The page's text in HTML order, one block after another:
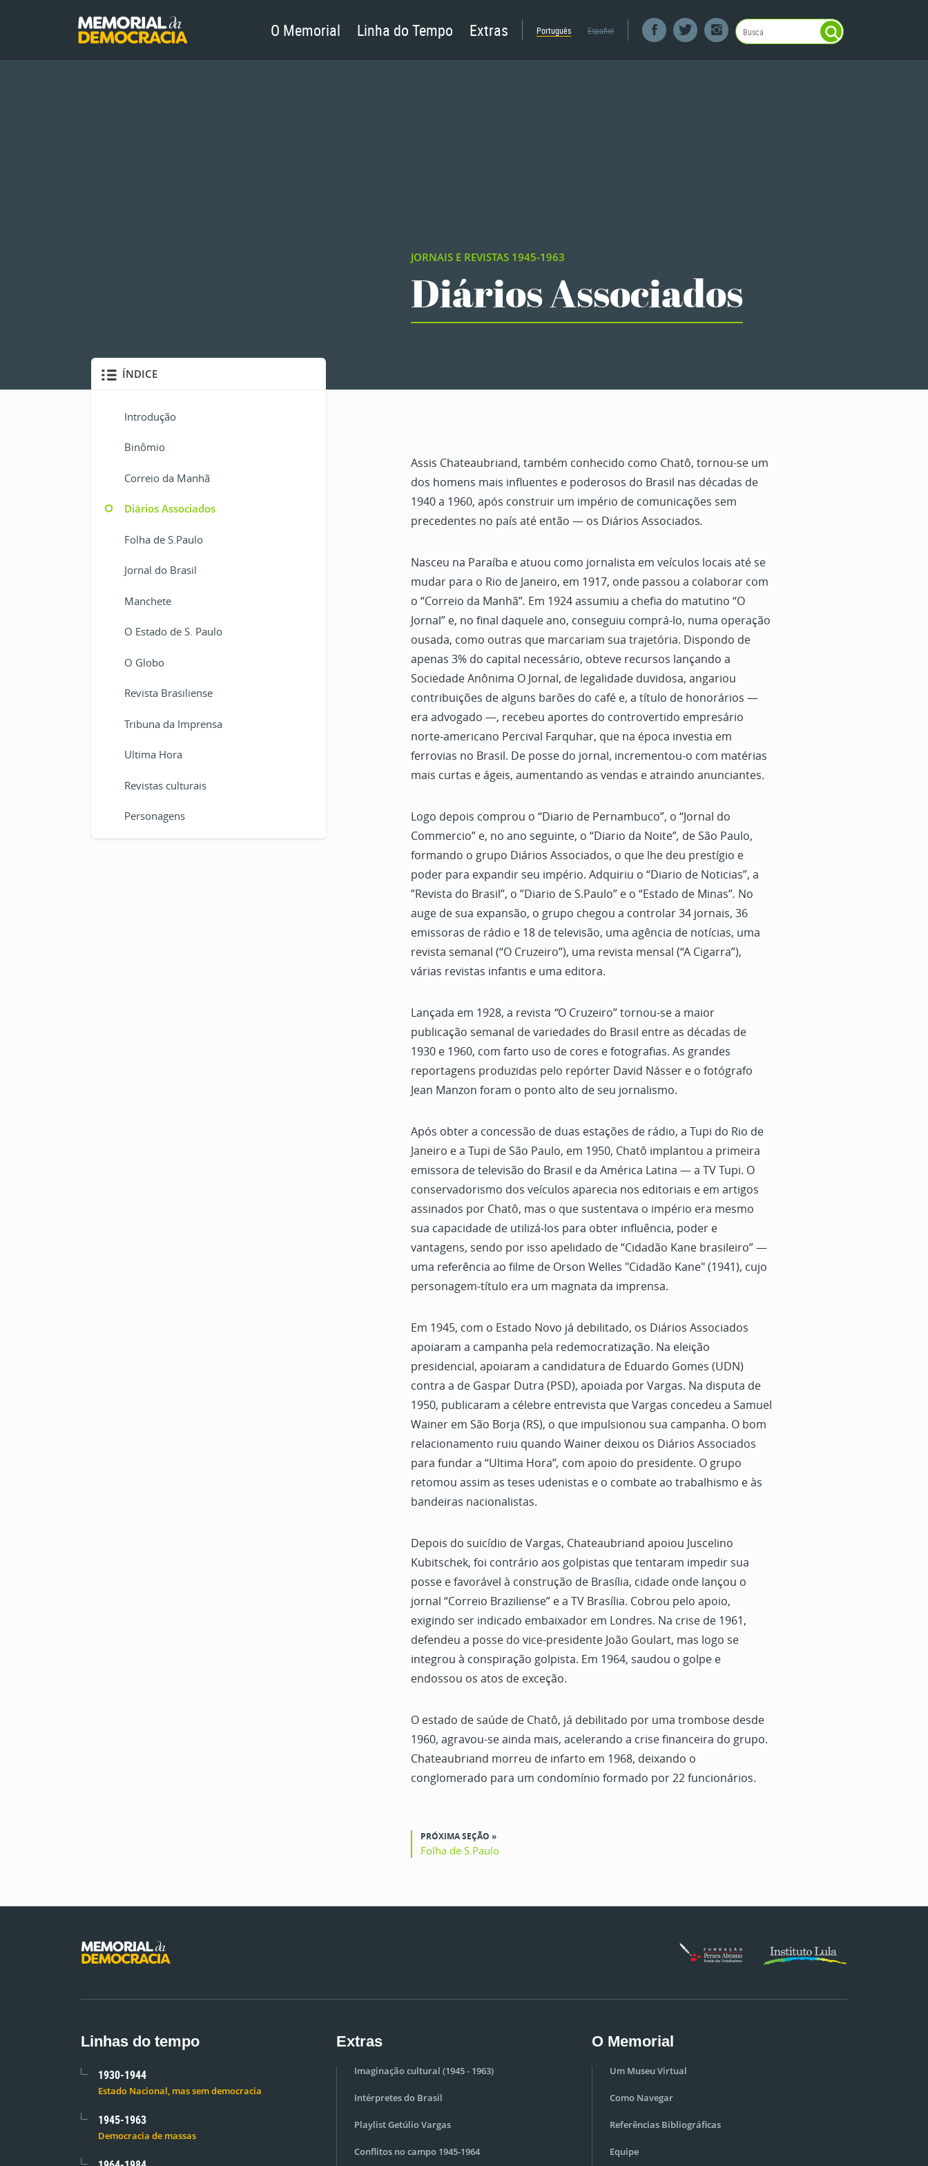
O Memorial Linha do Tempo Extras Português Español
JORNAIS E REVISTAS 1945-1963
Diários Associados
ÍNDICE
Introdução
Binômio
Correio da Manhã
Diários Associados
Folha de S.Paulo
Jornal do Brasil
Manchete
O Estado de S. Paulo
O Globo
Revista Brasiliense
Tribuna da Imprensa
Ultima Hora
Revistas culturais
Personagens
Assis Chateaubriand, também conhecido como Chatô, tornou-se um
dos homens mais influentes e poderosos do Brasil nas décadas de
1940 a 1960, após construir um império de comunicações sem
precedentes no país até então — os Diários Associados.
Nasceu na Paraíba e atuou como jornalista em veículos locais até se
mudar para o Rio de Janeiro, em 1917, onde passou a colaborar com
o “Correio da Manhã”. Em 1924 assumiu a chefia do matutino “O
Jornal” e, no final daquele ano, conseguiu comprá-lo, numa operação
ousada, como outras que marcariam sua trajetória. Dispondo de
apenas 3% do capital necessário, obteve recursos lançando a
Sociedade Anônima O Jornal, de legalidade duvidosa, angariou
contribuições de alguns barões do café e, a título de honorários —
era advogado —, recebeu aportes do controvertido empresário
norte-americano Percival Farquhar, que na época investia em
ferrovias no Brasil. De posse do jornal, incrementou-o com matérias
mais curtas e ágeis, aumentando as vendas e atraindo anunciantes.
Logo depois comprou o “Diario de Pernambuco”, o “Jornal do
Commercio” e, no ano seguinte, o “Diario da Noite”, de São Paulo,
formando o grupo Diários Associados, o que lhe deu prestígio e
poder para expandir seu império. Adquiriu o “Diario de Noticias”, a
”Revista do Brasil”, o ”Diario de S.Paulo” e o “Estado de Minas”. No
auge de sua expansão, o grupo chegou a controlar 34 jornais, 36
emissoras de rádio e 18 de televisão, uma agência de notícias, uma
revista semanal (“O Cruzeiro”), uma revista mensal (“A Cigarra”),
várias revistas infantis e uma editora.
Lançada em 1928, a revista “O Cruzeiro” tornou-se a maior
publicação semanal de variedades do Brasil entre as décadas de
1930 e 1960, com farto uso de cores e fotografias. As grandes
reportagens produzidas pelo repórter David Násser e o fotógrafo
Jean Manzon foram o ponto alto de seu jornalismo.
Após obter a concessão de duas estações de rádio, a Tupi do Rio de
Janeiro e a Tupi de São Paulo, em 1950, Chatô implantou a primeira
emissora de televisão do Brasil e da América Latina — a TV Tupi. O
conservadorismo dos veículos aparecia nos editoriais e em artigos
assinados por Chatô, mas o que sustentava o império era mesmo
sua capacidade de utilizá-los para obter influência, poder e
vantagens, sendo por isso apelidado de “Cidadão Kane brasileiro” —
uma referência ao filme de Orson Welles "Cidadão Kane" (1941), cujo
personagem-título era um magnata da imprensa.
Em 1945, com o Estado Novo já debilitado, os Diários Associados
apoiaram a campanha pela redemocratização. Na eleição
presidencial, apoiaram a candidatura de Eduardo Gomes (UDN)
contra a de Gaspar Dutra (PSD), apoiada por Vargas. Na disputa de
1950, publicaram a célebre entrevista que Vargas concedeu a Samuel
Wainer em São Borja (RS), o que impulsionou sua campanha. O bom
relacionamento ruiu quando Wainer deixou os Diários Associados
para fundar a “Ultima Hora”, com apoio do presidente. O grupo
retomou assim as teses udenistas e o combate ao trabalhismo e às
bandeiras nacionalistas.
Depois do suicídio de Vargas, Chateaubriand apoiou Juscelino
Kubitschek, foi contrário aos golpistas que tentaram impedir sua
posse e favorável à construção de Brasília, cidade onde lançou o
jornal “Correio Braziliense” e a TV Brasília. Cobrou pelo apoio,
exigindo ser indicado embaixador em Londres. Na crise de 1961,
defendeu a posse do vice-presidente João Goulart, mas logo se
integrou à conspiração golpista. Em 1964, saudou o golpe e
endossou os atos de exceção.
O estado de saúde de Chatô, já debilitado por uma trombose desde
1960, agravou-se ainda mais, acelerando a crise financeira do grupo.
Chateaubriand morreu de infarto em 1968, deixando o
conglomerado para um condomínio formado por 22 funcionários.
PRÓXIMA SEÇÃO »
Folha de S.Paulo
Linhas do tempo
1930-1944
Estado Nacional, mas sem democracia
1945-1963
Democracia de massas
Extras
Imaginação cultural (1945 - 1963)
Intérpretes do Brasil
Playlist Getúlio Vargas
Conflitos no campo 1945-1964
O Memorial
Um Museu Virtual
Como Navegar
Referências Bibliográficas
Equipe